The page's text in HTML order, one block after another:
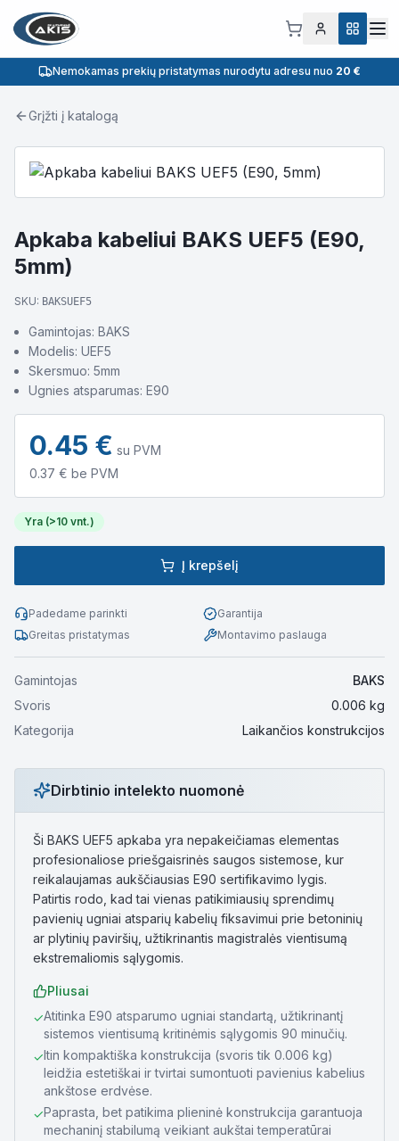
Nemokamas prekių pristatymas nurodytu adresu nuo 20 €
Grįžti į katalogą
Apkaba kabeliui BAKS UEF5 (E90,
5mm)
SKU: BAKSUEF5
Gamintojas: BAKS
Modelis: UEF5
Skersmuo: 5mm
Ugnies atsparumas: E90
0.45 € su PVM
0.37 € be PVM
Yra (>10 vnt.)
Į krepšelį
Padedame parinkti
Garantija
Greitas pristatymas
Montavimo paslauga
Gamintojas
BAKS
Svoris
0.006 kg
Kategorija
Laikančios konstrukcijos
Dirbtinio intelekto nuomonė
Ši BAKS UEF5 apkaba yra nepakeičiamas elementas
profesionaliose priešgaisrinės saugos sistemose, kur
reikalaujamas aukščiausias E90 sertifikavimo lygis.
Patirtis rodo, kad tai vienas patikimiausių sprendimų
pavienių ugniai atsparių kabelių fiksavimui prie betoninių
ar plytinių paviršių, užtikrinantis magistralės vientisumą
ekstremaliomis sąlygomis.
Pliusai
✓Atitinka E90 atsparumo ugniai standartą, užtikrinantį
sistemos vientisumą kritinėmis sąlygomis 90 minučių.
✓Itin kompaktiška konstrukcija (svoris tik 0.006 kg)
leidžia estetiškai ir tvirtai sumontuoti pavienius kabelius
ankštose erdvėse.
✓Paprasta, bet patikima plieninė konstrukcija garantuoja
mechaninį stabilumą veikiant aukštai temperatūrai